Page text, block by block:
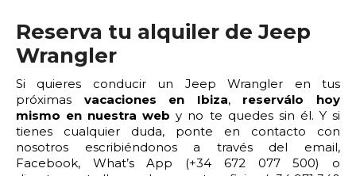
Reserva tu alquiler de Jeep
Wrangler
Si quieres conducir un Jeep Wrangler en tus
próximas vacaciones en Ibiza, reserválo hoy
mismo en nuestra web y no te quedes sin él. Y si
tienes cualquier duda, ponte en contacto con
nosotros escribiéndonos a través del email,
Facebook, What’s App (+34 672 077 500) o